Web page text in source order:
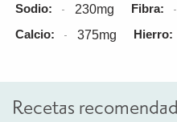
Sodio:
230mg Fibra:
Calcio:
375mg Hierro:
Recetas